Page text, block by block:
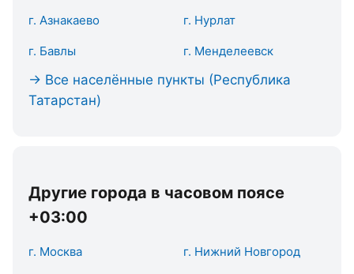
г. Азнакаево г. Нурлат
г. Бавлы г. Менделеевск
→ Все населённые пункты (Республика
Татарстан)
Другие города в часовом поясе
+03:00
г. Москва г. Нижний Новгород